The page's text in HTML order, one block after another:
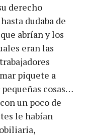
derecho
dudaba de
abrían y los
eran las
piquete a
cosas…
un poco de
le habían